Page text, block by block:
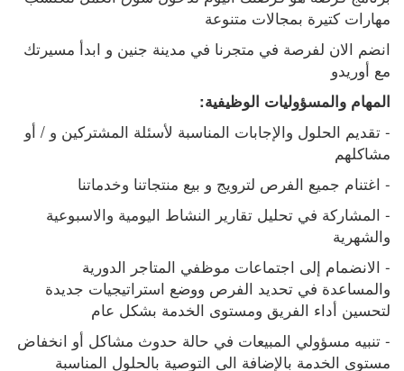
مهارات كتيرة بمجالات متنوعة
مع أوريدو
المهام والمسؤوليات الوظيفية:
مشاكلهم
- اغتنام جميع الفرص لترويج و بيع منتجاتنا وخدماتنا
والشهرية
لتحسين أداء الفريق ومستوى الخدمة بشكل عام